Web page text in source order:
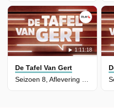
1:11:18
De Tafel Van Gert